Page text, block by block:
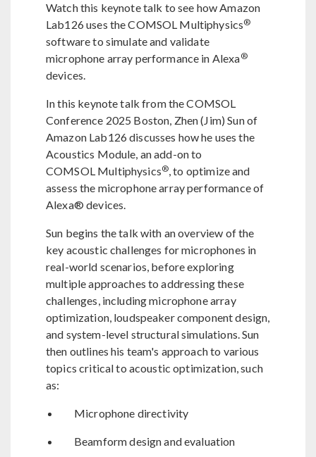
Watch this keynote talk to see how Amazon
Lab126 uses the COMSOL Multiphysics®
software to simulate and validate
microphone array performance in Alexa®
devices.
In this keynote talk from the COMSOL
Conference 2025 Boston, Zhen (Jim) Sun of
Amazon Lab126 discusses how he uses the
Acoustics Module, an add-on to
COMSOL Multiphysics®, to optimize and
assess the microphone array performance of
Alexa® devices.
Sun begins the talk with an overview of the
key acoustic challenges for microphones in
real-world scenarios, before exploring
multiple approaches to addressing these
challenges, including microphone array
optimization, loudspeaker component design,
and system-level structural simulations. Sun
then outlines his team's approach to various
topics critical to acoustic optimization, such
as:
Microphone directivity
Beamform design and evaluation